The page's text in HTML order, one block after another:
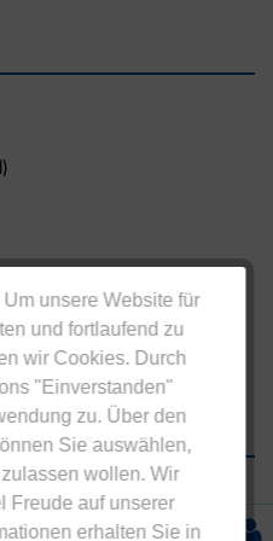
Um unsere Website für
und fortlaufend zu
wir Cookies. Durch
"Einverstanden"
zu. Über den
Sie auswählen,
wollen. Wir
Freude auf unserer
erhalten Sie in